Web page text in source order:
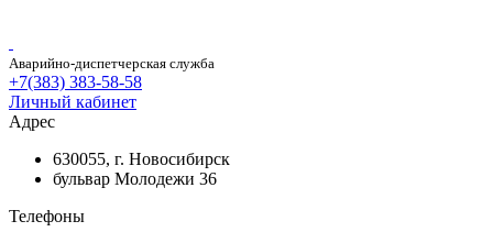
Аварийно-диспетчерская служба
+7(383) 383-58-58
Личный кабинет
Адрес
630055, г. Новосибирск
бульвар Молодежи 36
Телефоны